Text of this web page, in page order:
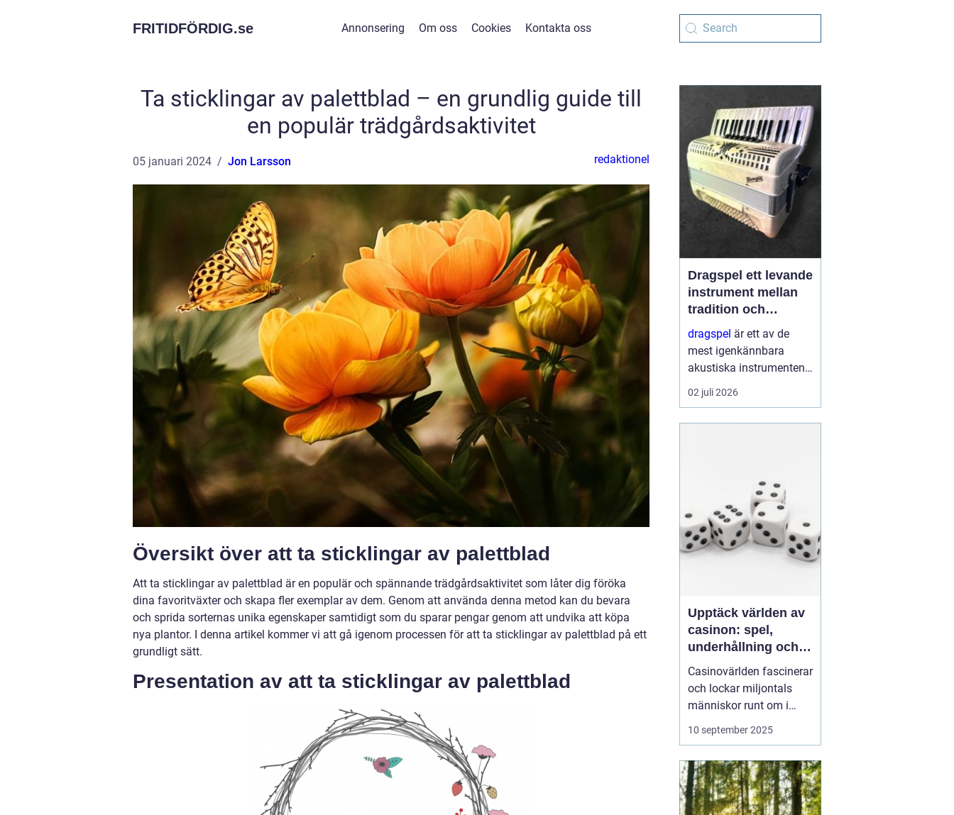
FRITIDFÖRDIG.se Annonsering Om oss Cookies Kontakta oss
Ta sticklingar av palettblad – en grundlig guide till
en populär trädgårdsaktivitet
05 januari 2024 Jon Larsson redaktionel
Översikt över att ta sticklingar av palettblad
Att ta sticklingar av palettblad är en populär och spännande trädgårdsaktivitet som låter dig föröka
dina favoritväxter och skapa fler exemplar av dem. Genom att använda denna metod kan du bevara
och sprida sorternas unika egenskaper samtidigt som du sparar pengar genom att undvika att köpa
nya plantor. I denna artikel kommer vi att gå igenom processen för att ta sticklingar av palettblad på ett
grundligt sätt.
Presentation av att ta sticklingar av palettblad
Dragspel ett levande
instrument mellan
tradition och
förnyelse
dragspel är ett av de
mest igenkännbara
akustiska instrumenten i
Norden. Med sin
kombination av
02 juli 2026
Upptäck världen av
casinon: spel,
underhållning och
strategier
Casinovärlden fascinerar
och lockar miljontals
människor runt om i
världen. Från de
glittrande ljusen i Las
spelutbudet online, har
casinon blivit ett nav för
underhållning och
10 september 2025